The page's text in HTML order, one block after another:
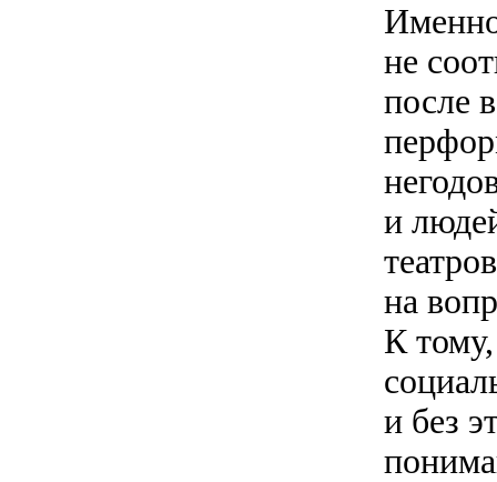
не
после
и
на
К
и без